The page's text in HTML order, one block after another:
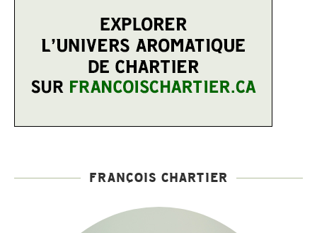
FRANÇOIS CHARTIER